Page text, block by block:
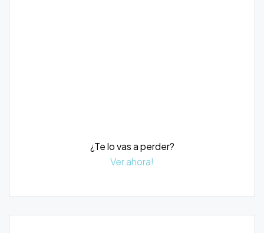
¿Te lo vas a perder?
Ver ahora!